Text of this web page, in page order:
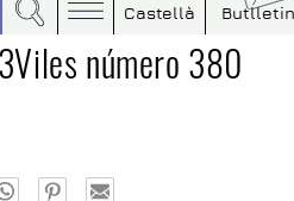
Castellà
número 380